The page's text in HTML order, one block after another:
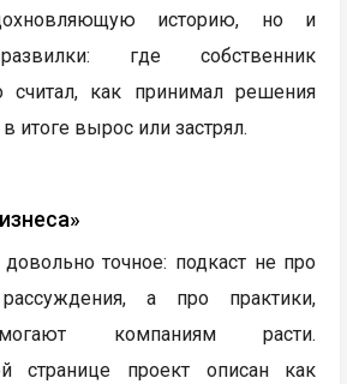
историю, но и
где собственник
считал, как принимал решения
итоге вырос или застрял.
точное: подкаст не про
рассуждения, а про практики,
компаниям расти.
странице проект описан как